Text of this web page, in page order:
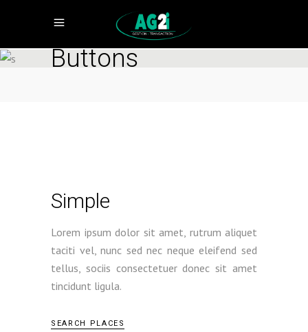
Buttons
Simple
Lorem ipsum dolor sit amet, rutrum aliquet
taciti vel, nunc sed nec neque eleifend sed
tellus, sociis consectetuer donec sit amet
tincidunt ligula.
SEARCH PLACES